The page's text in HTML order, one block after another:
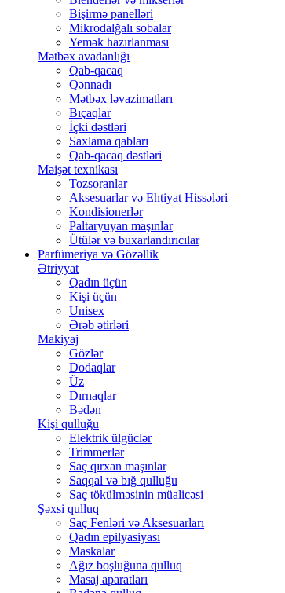
Bişirmə panelləri
Mikrodalğalı sobalar
Yemək hazırlanması
Mətbəx avadanlığı
Qab-qacaq
Qənnadı
Mətbəx ləvazimatları
Bıçaqlar
İçki dəstləri
Saxlama qabları
Qab-qacaq dəstləri
Məişət texnikası
Tozsoranlar
Aksesuarlar və Ehtiyat Hissələri
Kondisionerlər
Paltaryuyan maşınlar
Ütülər və buxarlandırıcılar
Parfümeriya və Gözəllik
Ətriyyat
Qadın üçün
Kişi üçün
Unisex
Ərəb ətirləri
Makiyaj
Gözlər
Dodaqlar
Üz
Dırnaqlar
Bədən
Kişi qulluğu
Elektrik ülgüclər
Trimmerlər
Saç qırxan maşınlar
Saqqal və bığ qulluğu
Saç tökülməsinin müalicəsi
Şəxsi qulluq
Saç Fenləri və Aksesuarları
Qadın epilyasiyası
Maskalar
Ağız boşluğuna qulluq
Masaj aparatları